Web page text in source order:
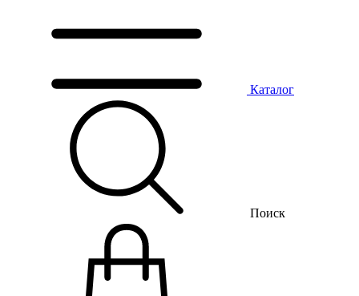
Каталог
Поиск